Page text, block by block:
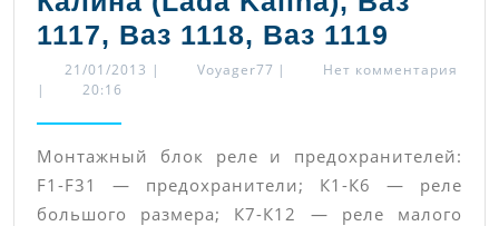
1117, Ваз 1118, Ваз 1119
Лада
Калина
21/01/2013 21/01/2013
| Voyager77 Voyager77
|
Нет комментария
|
20:16
Монтажный блок реле и предохранителей:
F1-F31 — предохранители; К1-К6 — реле
большого размера; К7-К12 — реле малого